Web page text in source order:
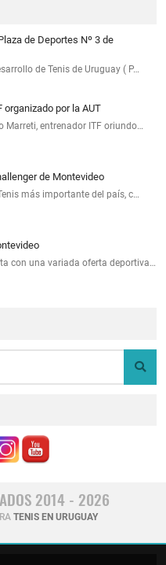
de Deportes Nº 3 de
de Tenis de Uruguay ( P…
organizado por la AUT
Marreti, entrenador ITF oriundo…
de Montevideo
más importante del país, c…
con una variada oferta deportiva…
2014 - 2026
TENIS EN URUGUAY